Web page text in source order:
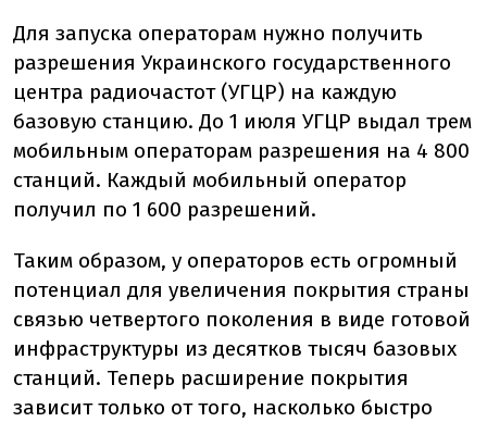
Для запуска операторам нужно получить
разрешения Украинского государственного
центра радиочастот (УГЦР) на каждую
базовую станцию. До 1 июля УГЦР выдал трем
мобильным операторам разрешения на 4 800
станций. Каждый мобильный оператор
получил по 1 600 разрешений.
Таким образом, у операторов есть огромный
потенциал для увеличения покрытия страны
связью четвертого поколения в виде готовой
инфраструктуры из десятков тысяч базовых
станций. Теперь расширение покрытия
зависиттолько от того, насколько быстро